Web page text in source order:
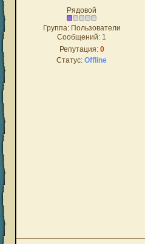
Рядовой
Группа: Пользователи
Сообщений: 1
Репутация: 0
Статус: Offline